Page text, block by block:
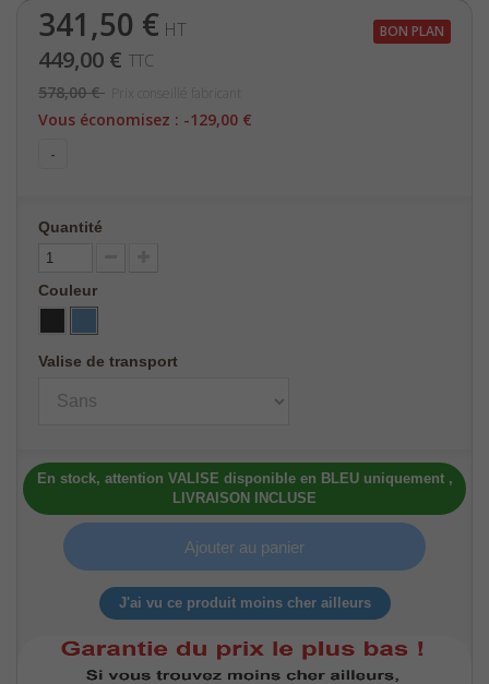
341,50 € HT BON PLAN
449,00 € TTC
578,00 €
Vous économisez : -129,00 €
-
Quantité
Couleur
Valise de transport
En stock, attention VALISE disponible en BLEU uniquement ,
LIVRAISON INCLUSE
Ajouter au panier
J'ai vu ce produit moins cher ailleurs